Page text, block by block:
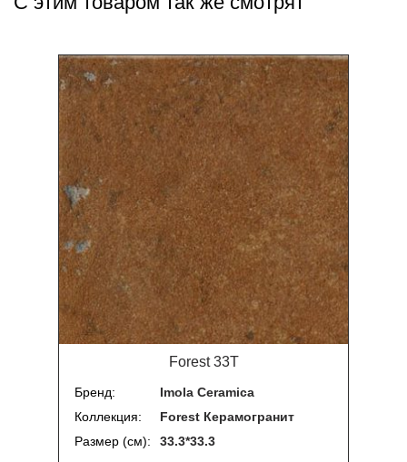
Forest 33T
Бренд
Imola Ceramica
Коллекция
Forest Керамогранит
Размер (см)
33.3*33.3